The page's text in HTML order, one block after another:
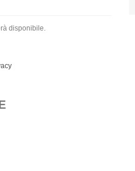
disponibile.